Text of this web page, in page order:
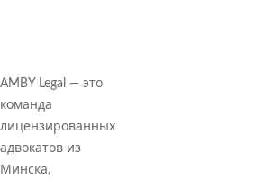
AMBY Legal — это
команда
лицензированных
адвокатов из
Минска,